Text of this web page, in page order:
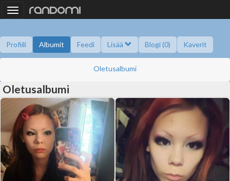
Toggle
navigation
Profiili Albumit Feedi Lisää Blogi (0) Kaverit
Kaverikirja
Oletusalbumi
Oletusalbumi